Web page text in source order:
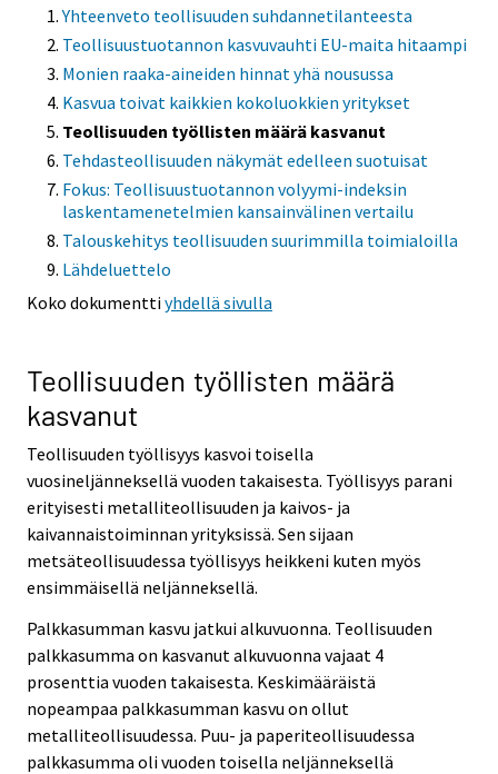
Yhteenveto teollisuuden suhdannetilanteesta
Teollisuustuotannon kasvuvauhti EU-maita hitaampi
Monien raaka-aineiden hinnat yhä nousussa
Kasvua toivat kaikkien kokoluokkien yritykset
Teollisuuden työllisten määrä kasvanut
Tehdasteollisuuden näkymät edelleen suotuisat
Fokus: Teollisuustuotannon volyymi-indeksin
laskentamenetelmien kansainvälinen vertailu
Talouskehitys teollisuuden suurimmilla toimialoilla
Lähdeluettelo
Koko dokumenttiyhdellä sivulla
Teollisuuden työllisten määrä
kasvanut
Teollisuuden työllisyys kasvoi toisella
vuosineljänneksellä vuoden takaisesta. Työllisyys parani
erityisesti metalliteollisuuden ja kaivos- ja
kaivannaistoiminnan yrityksissä. Sen sijaan
metsäteollisuudessa työllisyys heikkeni kuten myös
ensimmäisellä neljänneksellä.
Palkkasumman kasvu jatkui alkuvuonna. Teollisuuden
palkkasumma on kasvanut alkuvuonna vajaat 4
prosenttia vuoden takaisesta. Keskimääräistä
nopeampaa palkkasumman kasvu on ollut
metalliteollisuudessa. Puu- ja paperiteollisuudessa
palkkasumma oli vuoden toisella neljänneksellä